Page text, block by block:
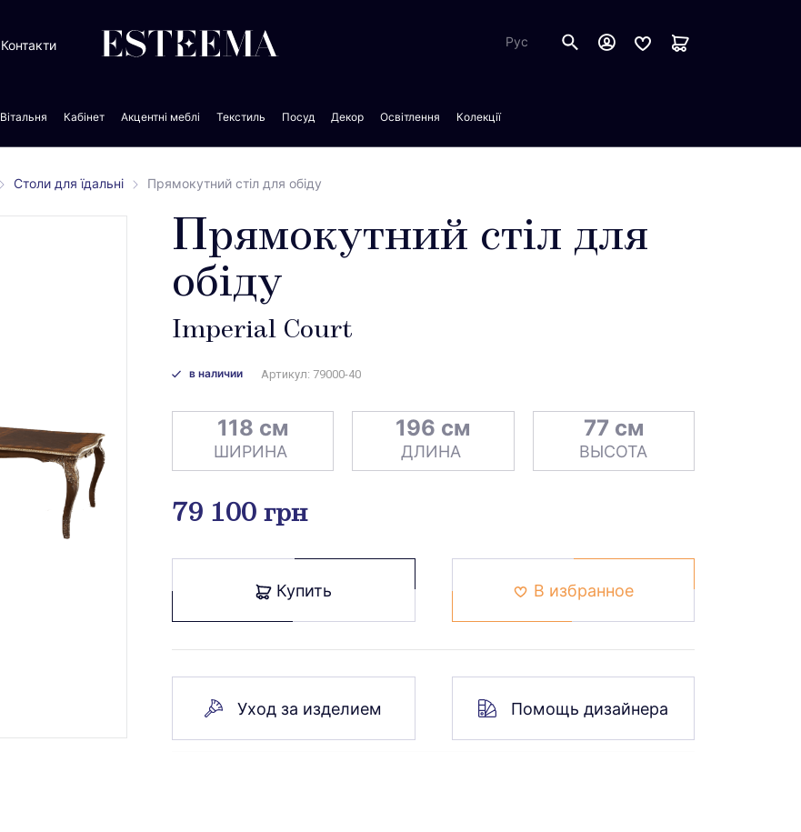
Контакти Рус
Вітальня Кабінет Акцентні меблі Текстиль Посуд Декор Освітлення Колекції
Столи для їдальні Прямокутний стіл для обіду
Прямокутний стіл для
обіду
Imperial Court
в наличии Артикул: 79000-40
118 см
ШИРИНА
196 см
ДЛИНА
77 см
ВЫСОТА
79 100 грн
Купить В избранное
Уход за изделием Помощь дизайнера